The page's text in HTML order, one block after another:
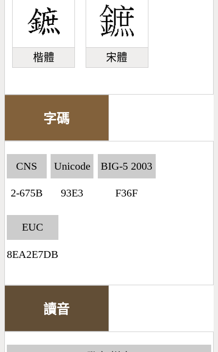
楷體 宋體
字碼
CNS
2-675B
Unicode
93E3
BIG-5 2003
F36F
EUC
8EA2E7DB
讀音